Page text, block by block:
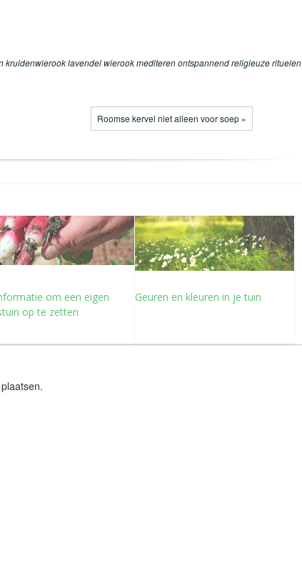
kruidenwierooklavendel wierookmediterenontspannendreligieuze rituelen
Roomse kervel niet alleen voor soep »
om een eigen
op te zetten
Geuren en kleuren in je tuin